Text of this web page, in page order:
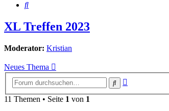
Suche
XL Treffen 2023
Moderator: Kristian
Neues Thema
Suche
11 Themen • Seite 1 von 1